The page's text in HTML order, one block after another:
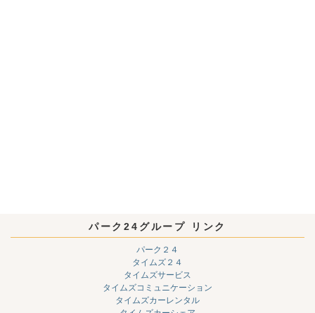
パーク24グループ リンク
パーク２４
タイムズ２４
タイムズサービス
タイムズコミュニケーション
タイムズカーレンタル